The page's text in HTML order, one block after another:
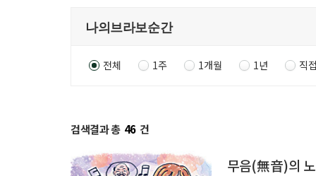
전체 1주 1개월 1년 직
검색결과 총 46 건
무음(無音)의